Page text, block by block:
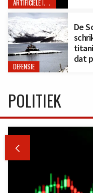
ARTIFICIËLE INTELLIGENTIE
DEFENSIE
De
dat
POLITIEK
